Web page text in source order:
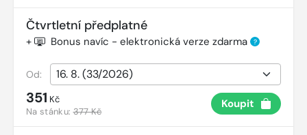
Čtvrtletní předplatné
+ Bonus navíc - elektronická verze zdarma ?
Od:
351 Kč
Na stánku:377 Kč
Koupit